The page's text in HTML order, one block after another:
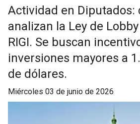
Actividad en Diputados:
analizan la Ley de
RIGI. Se buscan
inversiones mayores a
de dólares.
miércoles 03 de junio de 2026